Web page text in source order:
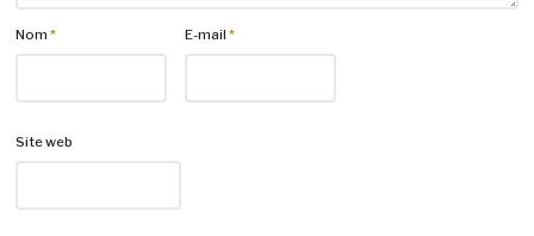
Nom* E-mail*
Site web